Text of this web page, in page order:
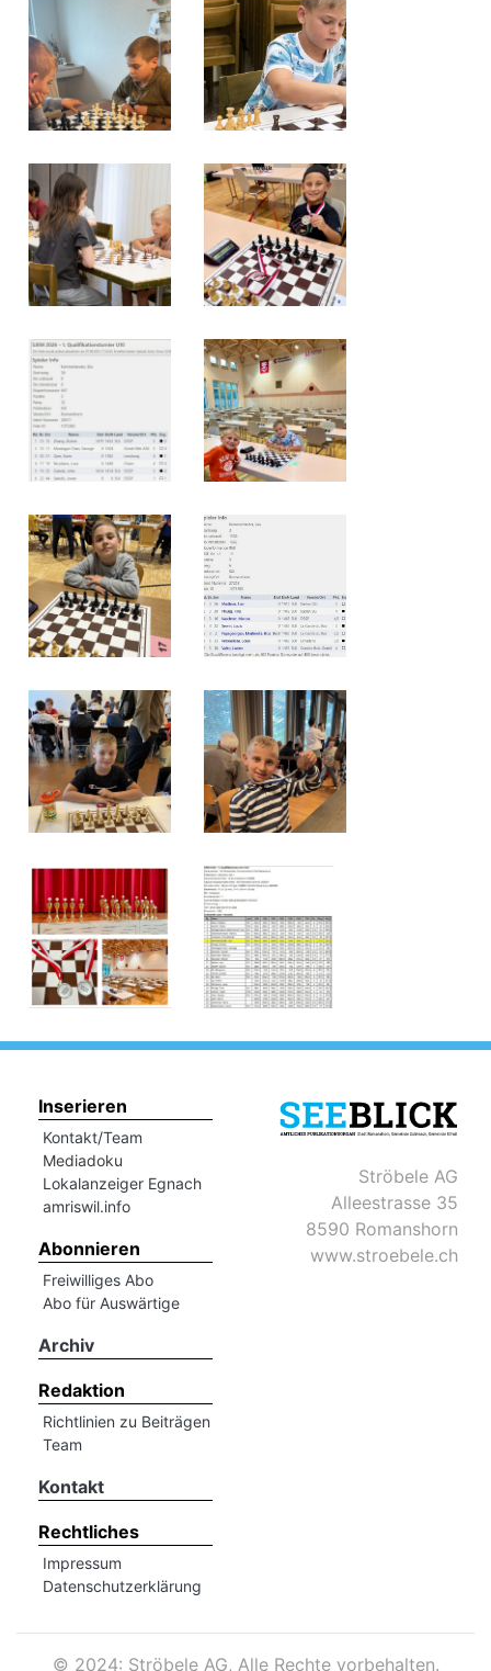
Inserieren
Kontakt/Team
Mediadoku
Lokalanzeiger Egnach
amriswil.info
Abonnieren
Freiwilliges Abo
Abo für Auswärtige
Archiv
Redaktion
Richtlinien zu Beiträgen
Team
Kontakt
Rechtliches
Impressum
Datenschutzerklärung
Ströbele AG
Alleestrasse 35
8590 Romanshorn
www.stroebele.ch
© 2024: Ströbele AG, Alle Rechte vorbehalten.